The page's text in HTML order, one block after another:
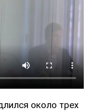
около трех